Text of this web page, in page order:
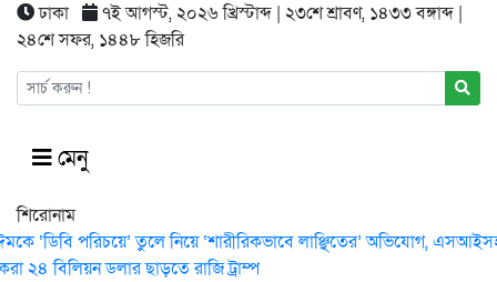
ঢাকা
৭ই আগস্ট, ২০২৬ খ্রিস্টাব্দ | ২৩শে শ্রাবণ, ১৪৩৩ বঙ্গাব্দ |
২৪শে সফর, ১৪৪৮ হিজরি
মেনু
শিরোনাম
‘ডিবি পরিচয়ে’ তুলে নিয়ে ‘শারীরিকভাবে লাঞ্ছিতের’ অভিযোগ,
২৪ বিলিয়ন ডলার ছাড়তে রাজি ট্রাম্প